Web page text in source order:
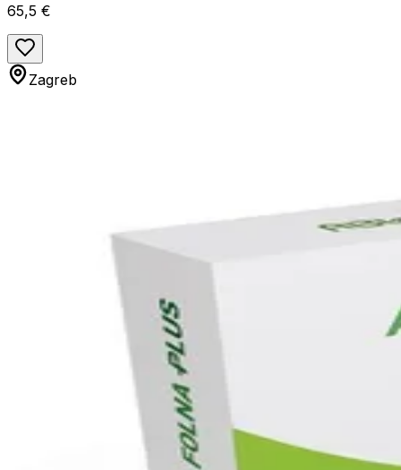
65,5 €
Zagreb